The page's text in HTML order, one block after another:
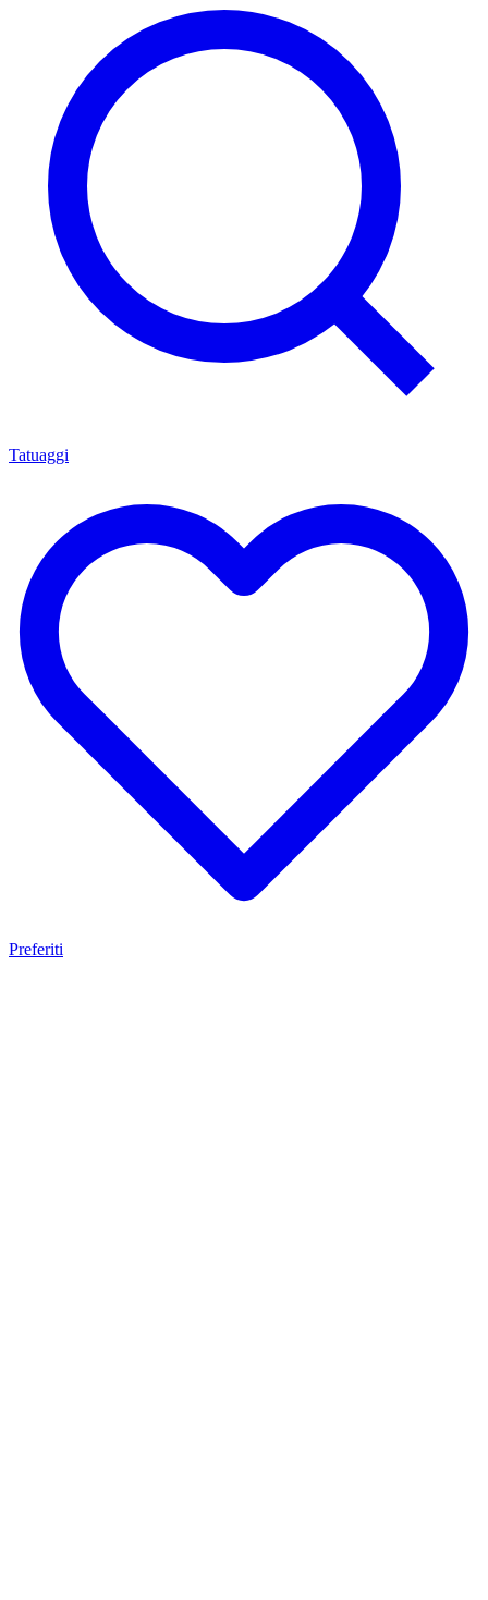
Tatuaggi
Preferiti